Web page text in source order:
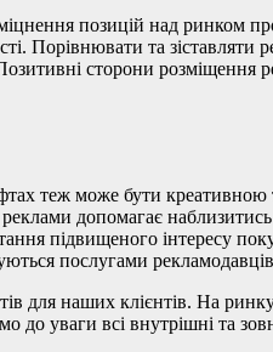
позицій над ринком
Порівнювати та
сторони розміщення
теж може бути креативною
допомагає
підвищеного інтересу
послугами
для наших клієнтів. На
до уваги всі внутрішні та